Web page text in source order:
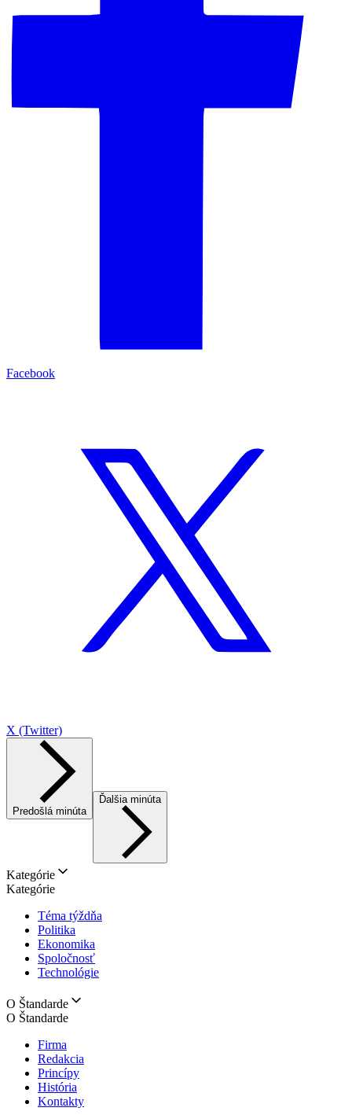
Facebook
X (Twitter)
Predošlá minúta
Ďalšia minúta
Kategórie
Kategórie
Téma týždňa
Politika
Ekonomika
Spoločnosť
Technológie
O Štandarde
O Štandarde
Firma
Redakcia
Princípy
História
Kontakty